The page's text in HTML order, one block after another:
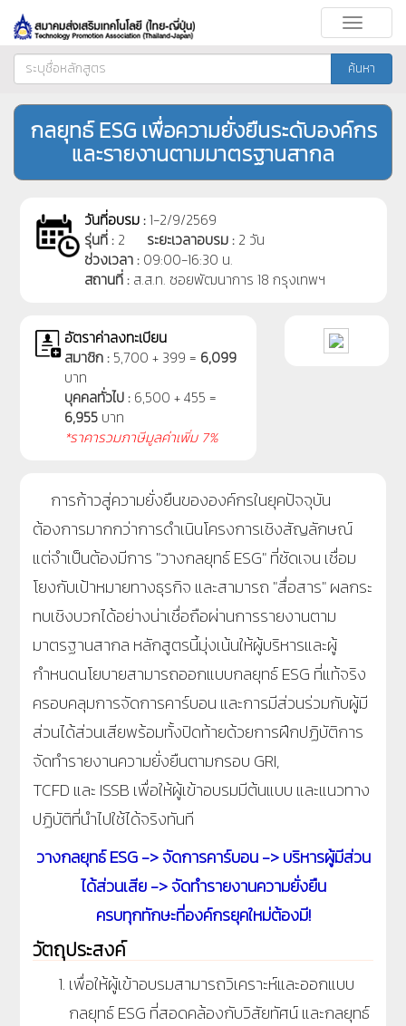
Toggle
ค้นหา
กลยุทธ์ ESG เพื่อความยั่งยืนระดับองค์กร
และรายงานตามมาตรฐานสากล
วันที่อบรม :1-2/9/2569
รุ่นที่ : 2 ระยะเวลาอบรม : 2 วัน
ช่วงเวลา : 09:00-16:30 น.
สถานที่ : ส.ส.ท. ซอยพัฒนาการ 18 กรุงเทพฯ
อัตราค่าลงทะเบียน
สมาชิก : 5,700 + 399 = 6,099
บาท
บุคคลทั่วไป : 6,500 + 455 =
6,955 บาท
*ราคารวมภาษีมูลค่าเพิ่ม 7%
การก้าวสู่ความยั่งยืนขององค์กรในยุคปัจจุบัน
ต้องการมากกว่าการดำเนินโครงการเชิงสัญลักษณ์
แต่จำเป็นต้องมีการ "วางกลยุทธ์ESG" ที่ชัดเจน เชื่อม
โยงกับเป้าหมายทางธุรกิจ และสามารถ "สื่อสาร" ผลกระ
ทบเชิงบวกได้อย่างน่าเชื่อถือผ่านการรายงานตาม
มาตรฐานสากล หลักสูตรนี้มุ่งเน้นให้ผู้บริหารและผู้
กำหนดนโยบายสามารถออกแบบกลยุทธ์ ESG ที่แท้จริง
ครอบคลุมการจัดการคาร์บอน และการมีส่วนร่วมกับผู้มี
ส่วนได้ส่วนเสียพร้อมทั้งปิดท้ายด้วยการฝึกปฏิบัติการ
จัดทำรายงานความยั่งยืนตามกรอบ GRI,
TCFD และ ISSB เพื่อให้ผู้เข้าอบรมมีต้นแบบ และแนวทาง
ปฏิบัติที่นำไปใช้ได้จริงทันที
วางกลยุทธ์ ESG -> จัดการคาร์บอน -> บริหารผู้มีส่วน
ได้ส่วนเสีย -> จัดทำรายงานความยั่งยืน
ครบทุกทักษะที่องค์กรยุคใหม่ต้องมี!
วัตถุประสงค์
เพื่อให้ผู้เข้าอบรมสามารถวิเคราะห์และออกแบบ
กลยุทธ์ ESG ที่สอดคล้องกับวิสัยทัศน์ และกลยุทธ์